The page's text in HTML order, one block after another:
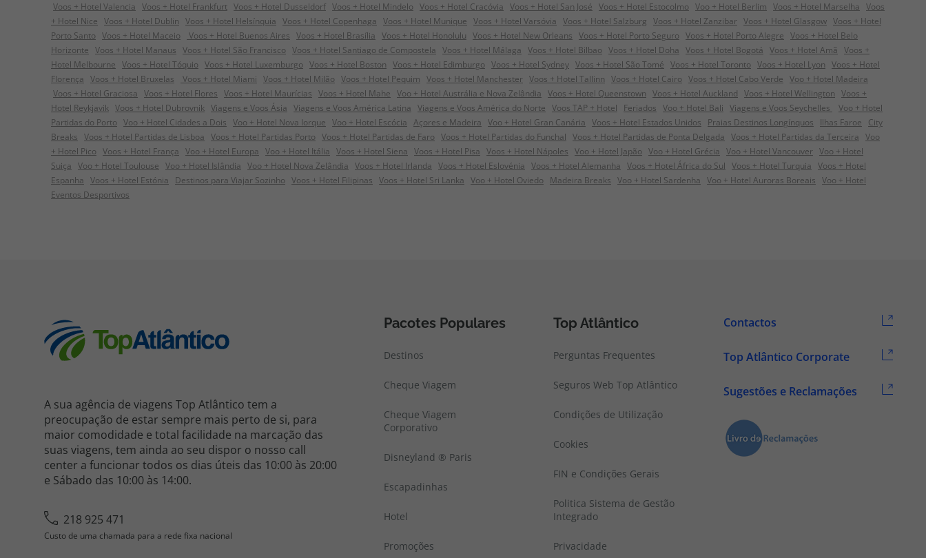
Voos + Hotel Valencia Voos + Hotel Frankfurt Voos + Hotel Dusseldorf Voos + Hotel Mindelo Voos + Hotel Cracóvia Voos + Hotel San José Voos + Hotel Estocolmo Voo + Hotel Berlim Voos + Hotel Marselha Voos
+ Hotel Nice Voos + Hotel Dublin Voos + Hotel Helsínquia Voos + Hotel Copenhaga Voos + Hotel Munique Voos + Hotel Varsóvia Voos + Hotel Salzburg Voos + Hotel Zanzibar Voos + Hotel Glasgow Voos + Hotel
Porto Santo Voos + Hotel Maceio Voos + Hotel Buenos Aires Voos + Hotel Brasília Voos + Hotel Honolulu Voos + Hotel New Orleans Voos + Hotel Porto Seguro Voos + Hotel Porto Alegre Voos + Hotel Belo
Horizonte Voos + Hotel Manaus Voos + Hotel São Francisco Voos + Hotel Santiago de Compostela Voos + Hotel Málaga Voos + Hotel Bilbao Voos + Hotel Doha Voos + Hotel Bogotá Voos + Hotel Amã Voos +
Hotel Melbourne Voos + Hotel Tóquio Voos + Hotel Luxemburgo Voos + Hotel Boston Voos + Hotel Edimburgo Voos + Hotel Sydney Voos + Hotel São Tomé Voos + Hotel Toronto Voos + Hotel Lyon Voos + Hotel
Florença Voos + Hotel Bruxelas Voos + Hotel Miami Voos + Hotel Milão Voos + Hotel Pequim Voos + Hotel Manchester Voos + Hotel Tallinn Voos + Hotel Cairo Voos + Hotel Cabo Verde Voo + Hotel Madeira
Voos + Hotel Graciosa Voos + Hotel Flores Voos + Hotel Maurícias Voos + Hotel Mahe Voo + Hotel Austrália e Nova Zelândia Voos + Hotel Queenstown Voos + Hotel Auckland Voos + Hotel Wellington Voos +
Hotel Reykjavik Voos + Hotel Dubrovnik Viagens e Voos Ásia Viagens e Voos América Latina Viagens e Voos América do Norte Voos TAP + Hotel Feriados Voo + Hotel Bali Viagens e Voos Seychelles
Voo + Hotel
Partidas do Porto Voo + Hotel Cidades a Dois Voo + Hotel Nova Iorque Voo + Hotel Escócia Açores e Madeira Voo + Hotel Gran Canária Voos + Hotel Estados Unidos Praias Destinos Longínquos Ilhas Faroe
City
Breaks Voos + Hotel Partidas de Lisboa Voos + Hotel Partidas Porto Voos + Hotel Partidas de Faro Voos + Hotel Partidas do Funchal Voos + Hotel Partidas de Ponta Delgada Voos + Hotel Partidas da Terceira Voo
+ Hotel Pico Voos + Hotel França Voo + Hotel Europa Voo + Hotel Itália Voos + Hotel Siena Voos + Hotel Pisa Voos + Hotel Nápoles Voo + Hotel Japão Voo + Hotel Grécia Voo + Hotel Vancouver Voo + Hotel
Suiça Voo + Hotel Toulouse Voo + Hotel Islândia Voo + Hotel Nova Zelândia Voos + Hotel Irlanda Voos + Hotel Eslovénia Voos + Hotel Alemanha Voos + Hotel África do Sul Voos + Hotel Turquia Voos + Hotel
Espanha Voos + Hotel Estónia Destinos para Viajar Sozinho Voos + Hotel Filipinas Voos + Hotel Sri Lanka Voo + Hotel Oviedo Madeira Breaks Voo + Hotel Sardenha Voo + Hotel Auroras Boreais Voo + Hotel
Eventos Desportivos
A sua agência de viagens Top Atlântico tem a
preocupação de estar sempre mais perto de si, para
maior comodidade e total facilidade na marcação das
suas viagens, tem ainda ao seu dispor o nosso call
center a funcionar todos os dias úteis das 10:00 às 20:00
e Sábado das 10:00 às 14:00.
218 925 471
Custo de uma chamada para a rede fixa nacional
Pacotes Populares
Destinos
Cheque Viagem
Cheque Viagem
Corporativo
Disneyland ® Paris
Escapadinhas
Hotel
Promoções
Top Atlântico
Perguntas Frequentes
Seguros Web Top Atlântico
Condições de Utilização
Cookies
FIN e Condições Gerais
Politica Sistema de Gestão
Integrado
Privacidade
Contactos
Top Atlântico Corporate
Sugestões e Reclamações